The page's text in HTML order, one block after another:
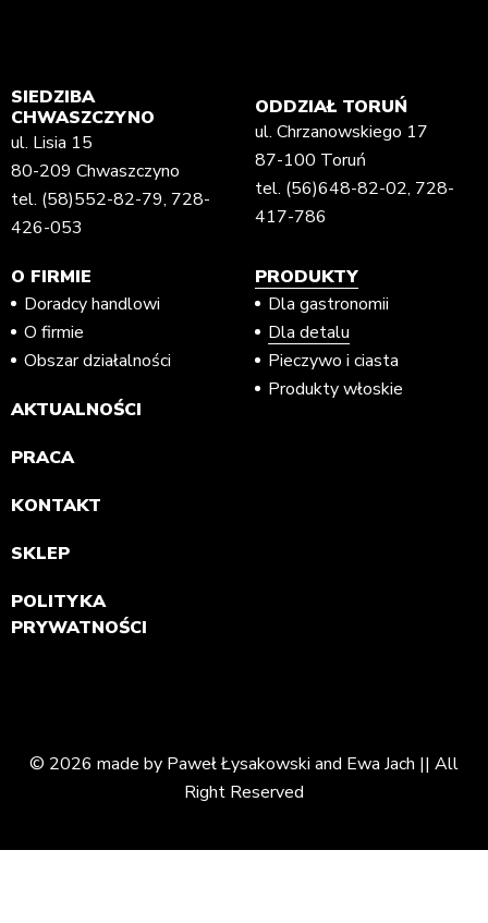
SIEDZIBA
CHWASZCZYNO
ul. Lisia 15
80-209 Chwaszczyno
tel. (58)552-82-79, 728-
426-053
ODDZIAŁ TORUŃ
ul. Chrzanowskiego 17
87-100 Toruń
tel. (56)648-82-02, 728-
417-786
O FIRMIE
Doradcy handlowi
O firmie
Obszar działalności
AKTUALNOŚCI
PRACA
KONTAKT
SKLEP
POLITYKA
PRYWATNOŚCI
PRODUKTY
Dla gastronomii
Dla detalu
Pieczywo i ciasta
Produkty włoskie
© 2026 made by Paweł Łysakowski and Ewa Jach || All
Right Reserved